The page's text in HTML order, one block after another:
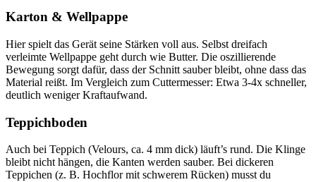
Karton & Wellpappe
Hier spielt das Gerät seine Stärken voll aus. Selbst dreifach
verleimte Wellpappe geht durch wie Butter. Die oszillierende
Bewegung sorgt dafür, dass der Schnitt sauber bleibt, ohne dass das
Material reißt. Im Vergleich zum Cuttermesser: Etwa 3-4x schneller,
deutlich weniger Kraftaufwand.
Teppichboden
Auch bei Teppich (Velours, ca. 4 mm dick) läuft’s rund. Die Klinge
bleibt nicht hängen, die Kanten werden sauber. Bei dickeren
Teppichen (z. B. Hochflor mit schwerem Rücken) musst du